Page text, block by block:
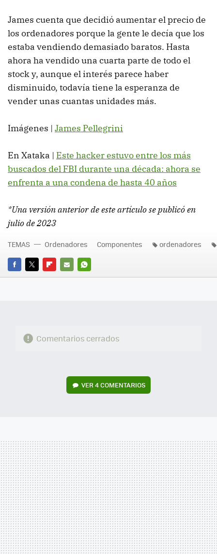
James cuenta que decidió aumentar el precio de
los ordenadores porque la gente le decía que los
estaba vendiendo demasiado baratos. Hasta
ahora ha vendido una cuarta parte de todo el
stock y, aunque el interés parece haber
disminuido, todavía tiene la esperanza de
vender unas cuantas unidades más.
Imágenes | James Pellegrini
En Xataka | Este hacker estuvo entre los más
buscados del FBI durante una década: ahora se
enfrenta a una condena de hasta 40 años
*Una versión anterior de este artículo se publicó en
julio de 2023
FACEBOOK
TWITTERFLIPBOARD
E-
WHATSAPP
TEMAS Ordenadores Componentes ordenadores
Comentarios cerrados
VER 4 COMENTARIOS